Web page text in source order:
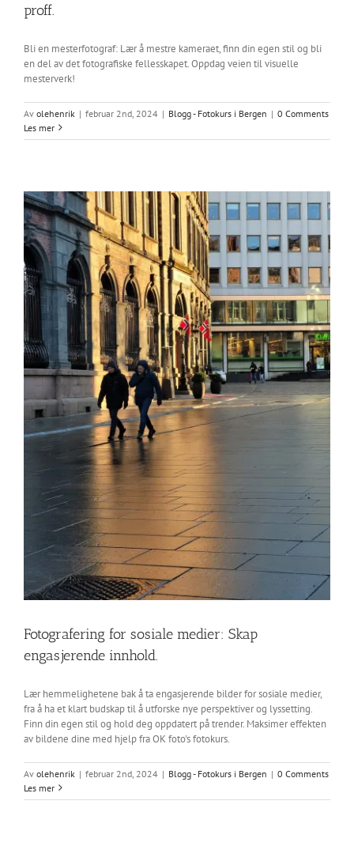
proff.
Bli en mesterfotograf: Lær å mestre kameraet, finn din egen stil og bli
en del av det fotografiske fellesskapet. Oppdag veien til visuelle
mesterverk!
Av olehenrik | februar 2nd, 2024 | Blogg - Fotokurs i Bergen | 0 Comments
Les mer
Fotografering for sosiale medier: Skap
engasjerende innhold.
Lær hemmelighetene bak å ta engasjerende bilder for sosiale medier,
fra å ha et klart budskap til å utforske nye perspektiver og lyssetting.
Finn din egen stil og hold deg oppdatert på trender. Maksimer effekten
av bildene dine med hjelp fra OK foto's fotokurs.
Av olehenrik | februar 2nd, 2024 | Blogg - Fotokurs i Bergen | 0 Comments
Les mer